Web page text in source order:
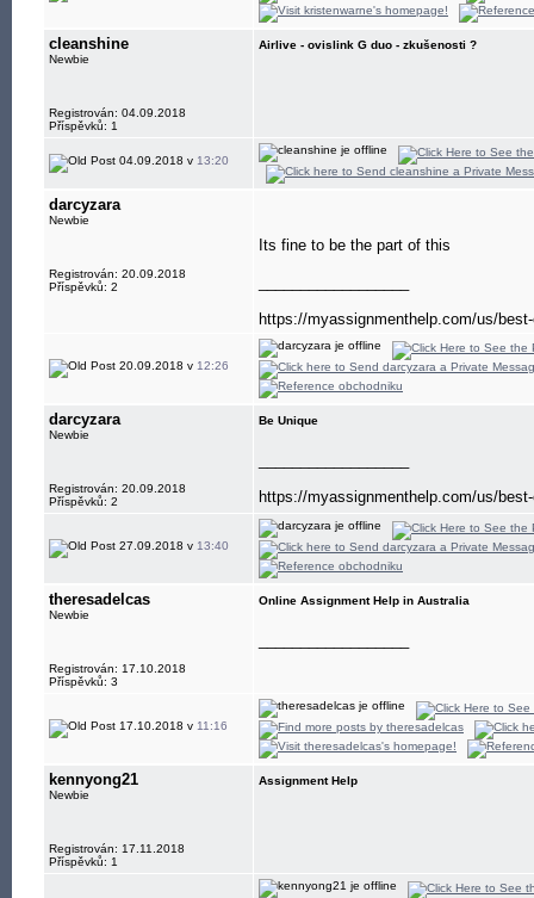
cleanshine
Newbie
Registrován: 04.09.2018
Příspěvků: 1
Airlive - ovislink G duo - zkušenosti ?
04.09.2018 v 13:20
darcyzara
Newbie
Registrován: 20.09.2018
Příspěvků: 2
Its fine to be the part of this
https://myassignmenthelp.com/us/
20.09.2018 v 12:26
darcyzara
Newbie
Registrován: 20.09.2018
Příspěvků: 2
Be Unique
https://myassignmenthelp.com/us/
27.09.2018 v 13:40
theresadelcas
Newbie
Registrován: 17.10.2018
Příspěvků: 3
Online Assignment Help in Australia
17.10.2018 v 11:16
kennyong21
Newbie
Registrován: 17.11.2018
Příspěvků: 1
Assignment Help